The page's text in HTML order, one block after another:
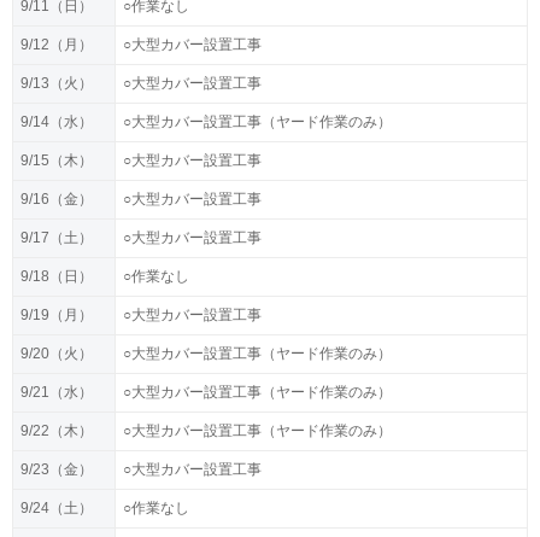
9/11（日） ○作業なし
9/12（月） ○大型カバー設置工事
9/13（火） ○大型カバー設置工事
9/14（水） ○大型カバー設置工事（ヤード作業のみ）
9/15（木） ○大型カバー設置工事
9/16（金） ○大型カバー設置工事
9/17（土） ○大型カバー設置工事
9/18（日） ○作業なし
9/19（月） ○大型カバー設置工事
9/20（火） ○大型カバー設置工事（ヤード作業のみ）
9/21（水） ○大型カバー設置工事（ヤード作業のみ）
9/22（木） ○大型カバー設置工事（ヤード作業のみ）
9/23（金） ○大型カバー設置工事
9/24（土） ○作業なし